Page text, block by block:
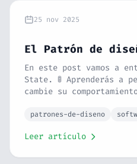
25 nov 2025
El Patrón de
En este post vamos a
State. 🚦 Aprenderás a
cambie su
semáforo o un móvil
condicionales gigantes.
patrones-de-diseno
Leer artículo